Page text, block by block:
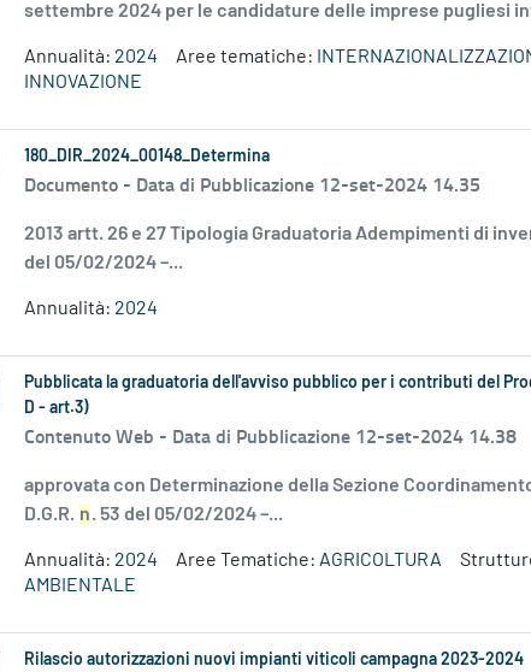
settembre 2024 per le candidature delle imprese pugliesi
Annualità: 2024 Aree tematiche:
INNOVAZIONE
180_DIR_2024_00148_Determina
Documento - Data di Pubblicazione 12-set-2024 14.35
2013 artt. 26 e 27 Tipologia Graduatoria Adempimenti di
del 05/02/2024 –...
Annualità: 2024
Pubblicata la graduatoria dell'avviso pubblico per i contributi del
D - art.3)
Contenuto Web - Data di Pubblicazione 12-set-2024 14.38
approvata con Determinazione della Sezione
D.G.R. n. 53 del 05/02/2024 –...
Annualità: 2024 Aree Tematiche: AGRICOLTURA
AMBIENTALE
Rilascio autorizzazioni nuovi impianti viticoli campagna 2023-2024